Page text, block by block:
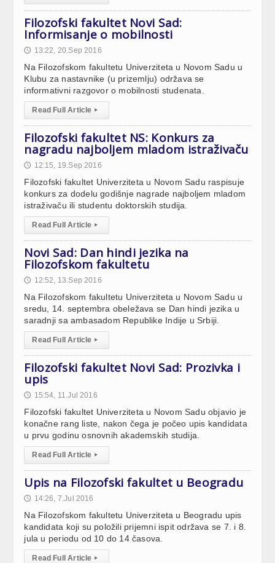
Filozofski fakultet Novi Sad:
Informisanje o mobilnosti
🕔 13:22, 20.Sep 2016
Na Filozofskom fakultetu Univerziteta u Novom Sadu u
Klubu za nastavnike (u prizemlju) održava se
informativni razgovor o mobilnosti studenata.
Read Full Article ▸
Filozofski fakultet NS: Konkurs za
nagradu najboljem mladom istraživaču
🕔 12:15, 19.Sep 2016
Filozofski fakultet Univerziteta u Novom Sadu raspisuje
konkurs za dodelu godišnje nagrade najboljem mladom
istraživaču ili studentu doktorskih studija.
Read Full Article ▸
Novi Sad: Dan hindi jezika na
Filozofskom fakultetu
🕔 12:52, 13.Sep 2016
Na Filozofskom fakultetu Univerziteta u Novom Sadu u
sredu, 14. septembra obeležava se Dan hindi jezika u
saradnji sa ambasadom Republike Indije u Srbiji.
Read Full Article ▸
Filozofski fakultet Novi Sad: Prozivka i
upis
🕔 15:54, 11.Jul 2016
Filozofski fakultet Univerziteta u Novom Sadu objavio je
konačne rang liste, nakon čega je počeo upis kandidata
u prvu godinu osnovnih akademskih studija.
Read Full Article ▸
Upis na Filozofski fakultet u Beogradu
🕔 14:26, 7.Jul 2016
Na Filozofskom fakultetu Univerziteta u Beogradu upis
kandidata koji su položili prijemni ispit održava se 7. i 8.
jula u periodu od 10 do 14 časova.
Read Full Article ▸